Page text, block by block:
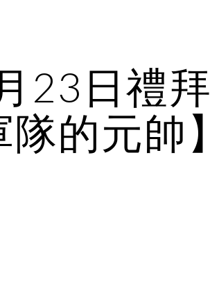
23日禮拜
隊的元帥】